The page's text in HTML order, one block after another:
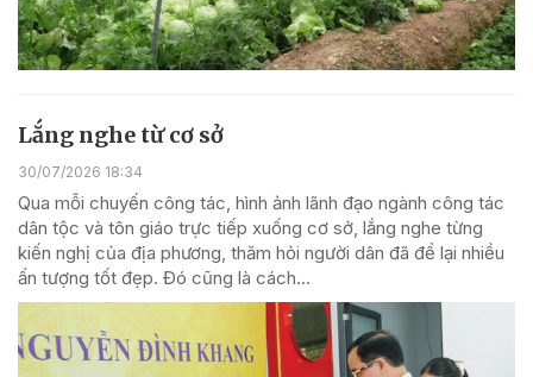
Lắng nghe từ cơ sở
30/07/2026 18:34
Qua mỗi chuyến công tác, hình ảnh lãnh đạo ngành công tác
dân tộc và tôn giáo trực tiếp xuống cơ sở, lắng nghe từng
kiến nghị của địa phương, thăm hỏi người dân đã để lại nhiều
ấn tượng tốt đẹp. Đó cũng là cách...